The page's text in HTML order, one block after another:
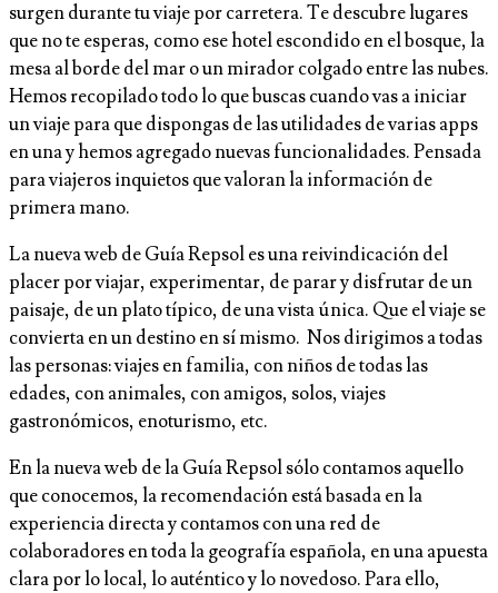
surgen durante tu viaje por carretera. Te descubre lugares
que no te esperas, como ese hotel escondido en el bosque, la
mesa al borde del mar o un mirador colgado entre las nubes.
Hemos recopilado todo lo que buscas cuando vas a iniciar
un viaje para que dispongas de las utilidades de varias apps
en una y hemos agregado nuevas funcionalidades. Pensada
para viajeros inquietos que valoran la información de
primera mano.
La nueva web de Guía Repsol es una reivindicación del
placer por viajar, experimentar, de parar y disfrutar de un
paisaje, de un plato típico, de una vista única. Que el viaje se
convierta en un destino en sí mismo. Nos dirigimos a todas
las personas: viajes en familia, con niños de todas las
edades, con animales, con amigos, solos, viajes
gastronómicos, enoturismo, etc.
En la nueva web de la Guía Repsol sólo contamos aquello
que conocemos, la recomendación está basada en la
experiencia directa y contamos con una red de
colaboradores en toda la geografía española, en una apuesta
clara por lo local, lo auténtico y lo novedoso. Para ello,